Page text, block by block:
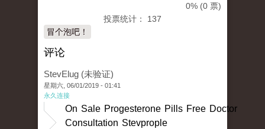
0% (0 票)
投票统计： 137
冒个泡吧！
评论
StevElug (未验证)
星期六, 06/01/2019 - 01:41
永久连接
On Sale Progesterone Pills Free Doctor
Consultation Stevprople